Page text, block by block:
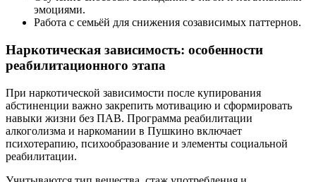
эмоциями.
Работа с семьёй для снижения созависимых паттернов.
Наркотическая зависимость: особенности
реабилитационного этапа
При наркотической зависимости после купирования
абстиненции важно закрепить мотивацию и сформировать
навыки жизни без ПАВ. Программа реабилитации
алкоголизма и наркомании в Пушкино включает
психотерапию, психообразование и элементы социальной
реабилитации.